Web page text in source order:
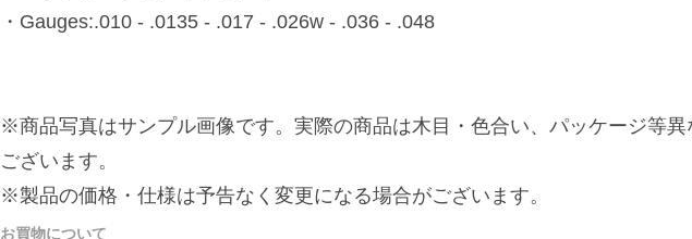
・Gauges:.010 - .0135 - .017 - .026w - .036 - .048
※商品写真はサンプル画像です。実際の商品は木目・色合い、パッケージ等異
ございます。
※製品の価格・仕様は予告なく変更になる場合がございます。
お買物について